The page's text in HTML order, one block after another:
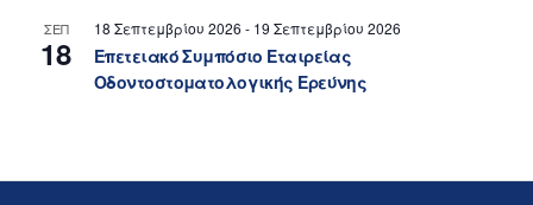
ΣΕΠ
18
18 Σεπτεμβρίου 2026 - 19 Σεπτεμβρίου 2026
Επετειακό Συμπόσιο Εταιρείας
Οδοντοστοματολογικής Ερεύνης